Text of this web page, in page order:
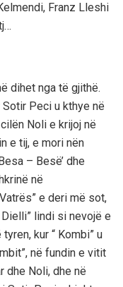
Franz Lleshi
dihet nga të gjithë.
Sotir Peci u kthye në
Noli e krijoj në
e tij, e mori nën
– Besë’ dhe
në
e deri më sot,
lindi si nevojë e
kur “ Kombi” u
në fundin e vitit
dhe Noli, dhe në